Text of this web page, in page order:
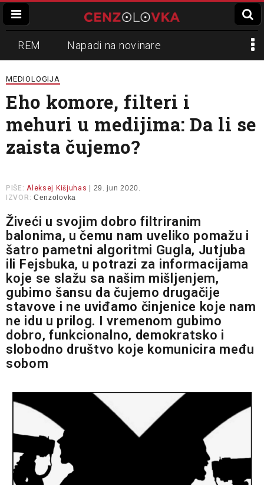
REM Napadi na novinare
Zvučni top
Propaganda Lokalni mediji
Informer Slavko Ćuruvija
MEDIOLOGIJA
Eho komore, filteri i
mehuri u medijima: Da li se
zaista čujemo?
PIŠE: Aleksej Kišjuhas
| 29. jun 2020.
IZVOR: Cenzolovka
Živeći u svojim dobro filtriranim
balonima, u čemu nam uveliko pomažu i
šatro pametni algoritmi Gugla, Jutjuba
ili Fejsbuka, u potrazi za informacijama
koje se slažu sa našim mišljenjem,
gubimo šansu da čujemo drugačije
stavove i ne uviđamo činjenice koje nam
ne idu u prilog. I vremenom gubimo
dobro, funkcionalno, demokratsko i
slobodno društvo koje komunicira među
sobom